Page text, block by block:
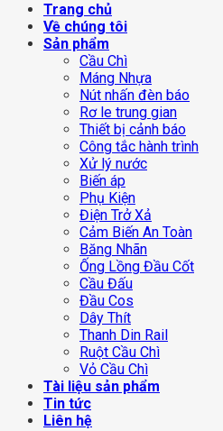
Trang chủ
Về chúng tôi
Sản phẩm
Cầu Chì
Máng Nhựa
Nút nhấn đèn báo
Rơ le trung gian
Thiết bị cảnh báo
Công tắc hành trình
Xử lý nước
Biến áp
Phụ Kiện
Điện Trở Xả
Cảm Biến An Toàn
Băng Nhãn
Ống Lồng Đầu Cốt
Cầu Đấu
Đầu Cos
Dây Thít
Thanh Din Rail
Ruột Cầu Chì
Vỏ Cầu Chì
Tài liệu sản phẩm
Tin tức
Liên hệ